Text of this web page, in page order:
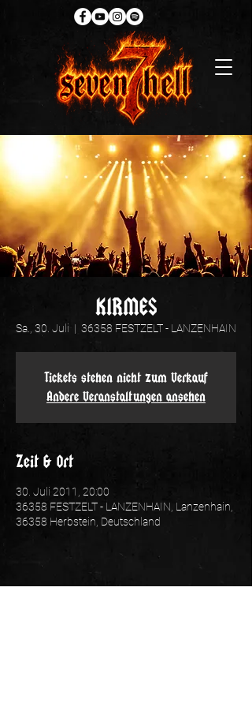
KIRMES
Sa., 30. Juli
  |
36358 FESTZELT - LANZENHAIN
Tickets stehen nicht zum Verkauf
Andere Veranstaltungen ansehen
Zeit & Ort
30. Juli 2011, 20:00
36358 FESTZELT - LANZENHAIN, Lanzenhain,
36358 Herbstein, Deutschland